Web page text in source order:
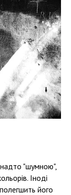
"шумною",
Іноді
його